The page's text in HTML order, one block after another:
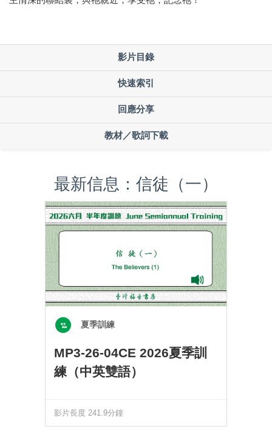
影片目錄
快速索引
回應分享
教材／歌詞下載
最新信息：信徒（一）
夏季訓練
MP3-26-04CE 2026夏季訓
練（中英雙語）
影片長度 241.9分鐘